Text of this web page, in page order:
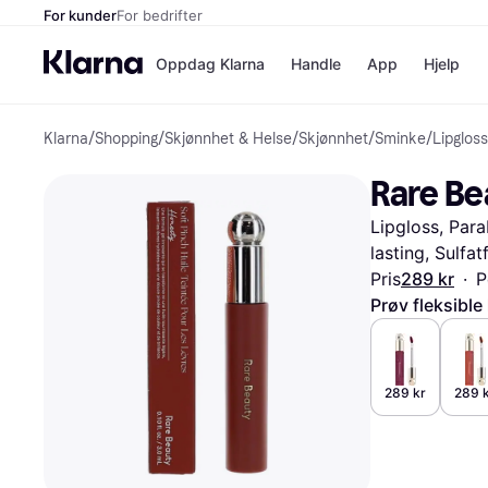
For kunderFor bedrifter
Oppdag Klarna
Betal nå
Betal i 3
Betal innen
Finansiering
Vipps
Handle
Butikker
App Hjelp
Klarna/Shopping/Skjønnhet & Helse/Skjønnhet/Sminke/Lipgloss
Rare
Lipgloss,
lasting,
Pris289 kr ·
Prøv
289 kr 289